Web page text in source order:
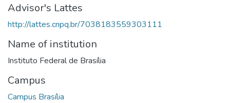
Advisor's Lattes
http://lattes.cnpq.br/7038183559303111
Name of institution
Instituto Federal de Brasília
Campus
Campus Brasília